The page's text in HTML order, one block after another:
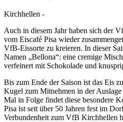
Kirchhellen -
Auch in diesem Jahr haben sich der
vom Eiscafé Pisa wieder
VfB-Eissorte zu kreieren. In dieser
Namen „Bellona“: eine cremige
verfeinert mit Schokolade und
Bis zum Ende der Saison ist das Eis
Kugel zum Mitnehmen in der
Mal in Folge findet diese besondere
Pisa ist seit über 50 Jahren fest im
Verbundenheit zum VfB Kirchhellen